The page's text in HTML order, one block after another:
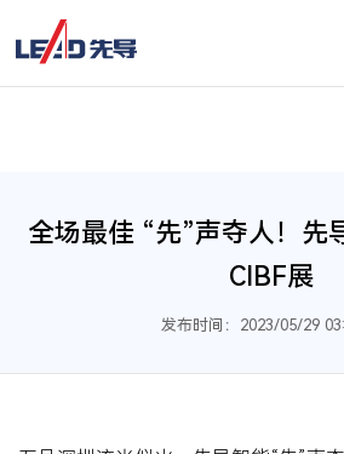
全场最佳 “先”声夺人！先
CIBF展
发布时间：2023/05/29